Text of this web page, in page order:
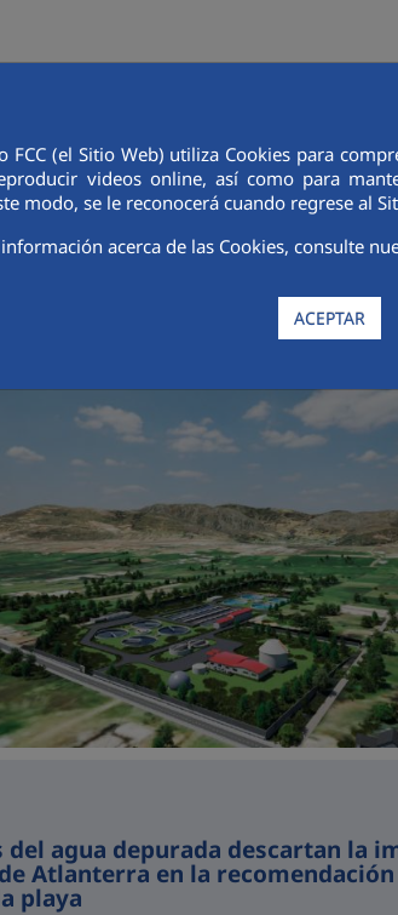
FCC (el Sitio Web) utiliza Cookies para
videos online, así como para
modo, se le reconocerá cuando regrese al
acerca de las Cookies, consulte
ACEPTAR
del Zalabí >Noticias
del agua depurada descartan la
de Atlanterra en la
playa